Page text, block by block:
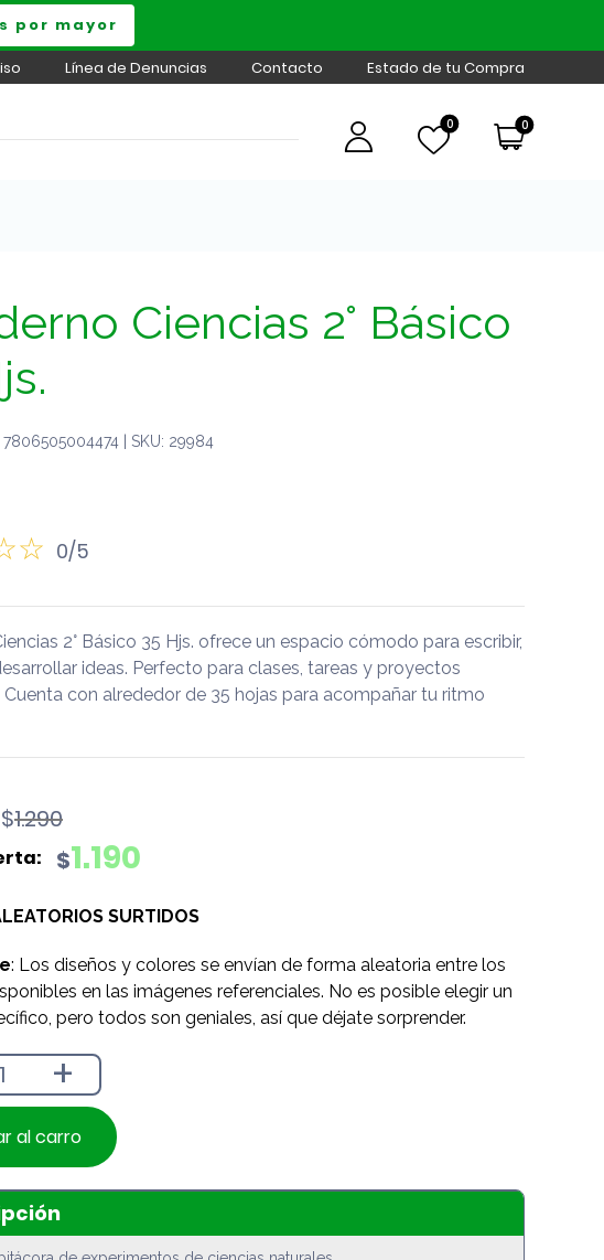
por mayor
Línea de Denuncias Contacto Estado de tu Compra
0 0
Ciencias 2° Básico
| SKU: 29984
0/5
2° Básico 35 Hjs. ofrece un espacio cómodo para escribir,
ideas. Perfecto para clases, tareas y proyectos
Cuenta con alrededor de 35 hojas para acompañar tu ritmo
$1.290
$1.190
SURTIDOS
: Los diseños y colores se envían de forma aleatoria entre los
en las imágenes referenciales. No es posible elegir un
pero todos son geniales, así que déjate sorprender.
+
al carro